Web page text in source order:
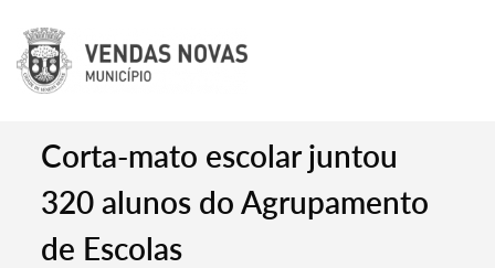
Corta-mato escolar juntou
320 alunos do Agrupamento
de Escolas